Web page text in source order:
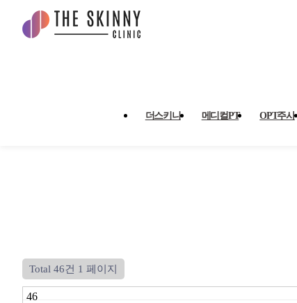
언론보도 1 페이지
더스키니 메디컬PT OPT주사
Total 46건 1 페이지
46